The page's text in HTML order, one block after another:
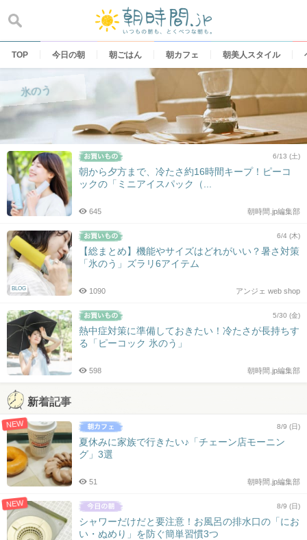
content
TOP 今日の朝 朝ごはん 朝カフェ 朝美人スタイル
氷のう
6/13 (土)
朝から夕方まで、冷たさ約16時間キープ！ピーコ
ックの「ミニアイスパック（...
朝時間.jp編集部
645
BLOG
6/4 (木)
【総まとめ】機能やサイズはどれがいい？暑さ対策
「氷のう」ズラリ6アイテム
アンジェ web shop
1090
5/30 (金)
熱中症対策に準備しておきたい！冷たさが長持ちす
る「ピーコック 氷のう」
朝時間.jp編集部
598
新着記事
NEW 8/9 (日)
夏休みに家族で行きたい♪「チェーン店モーニン
グ」3選
朝時間.jp編集部
51
NEW 8/9 (日)
シャワーだけだと要注意！お風呂の排水口の「にお
い・ぬめり」を防ぐ簡単習慣3つ